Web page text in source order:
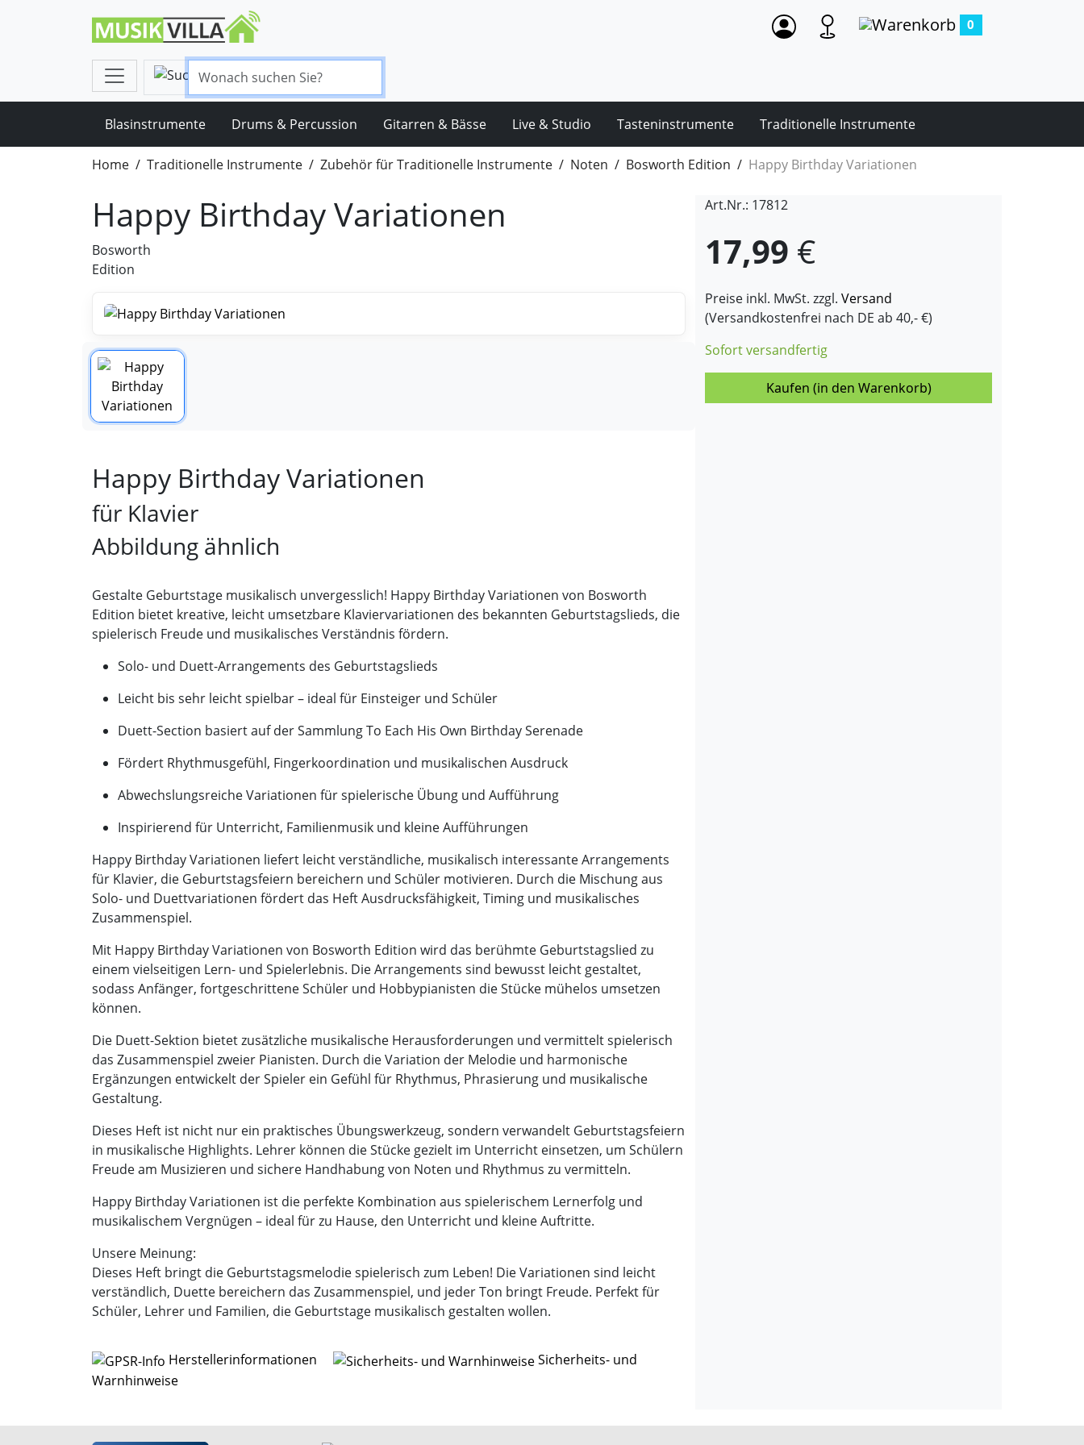
0
Blasinstrumente Drums & Percussion Gitarren & Bässe Live & Studio Tasteninstrumente Traditionelle Instrumente
Home Traditionelle Instrumente Zubehör für Traditionelle Instrumente Noten Bosworth Edition Happy Birthday Variationen
Happy Birthday Variationen
Bosworth
Edition
Happy Birthday Variationen
für Klavier
Abbildung ähnlich
Gestalte Geburtstage musikalisch unvergesslich! Happy Birthday Variationen von Bosworth
Edition bietet kreative, leicht umsetzbare Klaviervariationen des bekannten Geburtstagslieds, die
spielerisch Freude und musikalisches Verständnis fördern.
Solo- und Duett-Arrangements des Geburtstagslieds
Leicht bis sehr leicht spielbar – ideal für Einsteiger und Schüler
Duett-Section basiert auf der Sammlung To Each His Own Birthday Serenade
Fördert Rhythmusgefühl, Fingerkoordination und musikalischen Ausdruck
Abwechslungsreiche Variationen für spielerische Übung und Aufführung
Inspirierend für Unterricht, Familienmusik und kleine Aufführungen
Happy Birthday Variationen liefert leicht verständliche, musikalisch interessante Arrangements
für Klavier, die Geburtstagsfeiern bereichern und Schüler motivieren. Durch die Mischung aus
Solo- und Duettvariationen fördert das Heft Ausdrucksfähigkeit, Timing und musikalisches
Zusammenspiel.
Mit Happy Birthday Variationen von Bosworth Edition wird das berühmte Geburtstagslied zu
einem vielseitigen Lern- und Spielerlebnis. Die Arrangements sind bewusst leicht gestaltet,
sodass Anfänger, fortgeschrittene Schüler und Hobbypianisten die Stücke mühelos umsetzen
können.
Die Duett-Sektion bietet zusätzliche musikalische Herausforderungen und vermittelt spielerisch
das Zusammenspiel zweier Pianisten. Durch die Variation der Melodie und harmonische
Ergänzungen entwickelt der Spieler ein Gefühl für Rhythmus, Phrasierung und musikalische
Gestaltung.
Dieses Heft ist nicht nur ein praktisches Übungswerkzeug, sondern verwandelt Geburtstagsfeiern
in musikalische Highlights. Lehrer können die Stücke gezielt im Unterricht einsetzen, um Schülern
Freude am Musizieren und sichere Handhabung von Noten und Rhythmus zu vermitteln.
Happy Birthday Variationen ist die perfekte Kombination aus spielerischem Lernerfolg und
musikalischem Vergnügen – ideal für zu Hause, den Unterricht und kleine Auftritte.
Unsere Meinung:
Dieses Heft bringt die Geburtstagsmelodie spielerisch zum Leben! Die Variationen sind leicht
verständlich, Duette bereichern das Zusammenspiel, und jeder Ton bringt Freude. Perfekt für
Schüler, Lehrer und Familien, die Geburtstage musikalisch gestalten wollen.
Herstellerinformationen
Sicherheits- und
Warnhinweise
Art.Nr.: 17812
17,99 €
Preise inkl. MwSt. zzgl. Versand
(Versandkostenfrei nach DE ab 40,- €)
Sofort versandfertig
Kaufen (in den Warenkorb)